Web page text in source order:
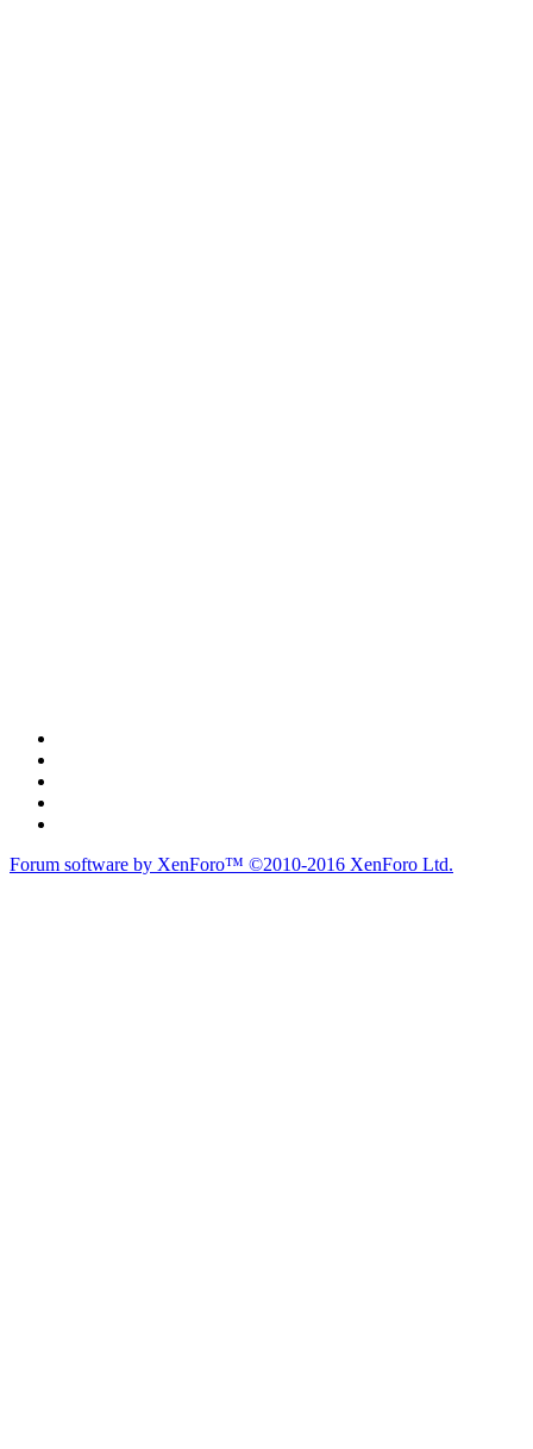
Forum software by XenForo™ ©2010-2016 XenForo Ltd.